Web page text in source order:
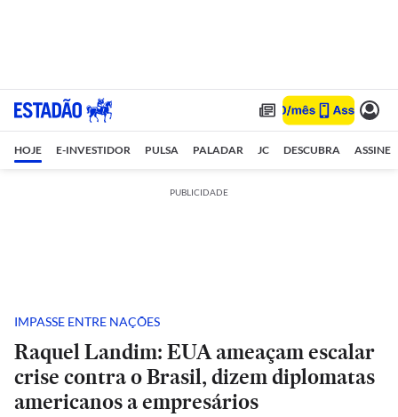
HOJE E-INVESTIDOR PULSA PALADAR JC DESCUBRA ASSINE
PUBLICIDADE
IMPASSE ENTRE NAÇÕES
Raquel Landim: EUA ameaçam escalar
crise contra o Brasil, dizem diplomatas
americanos a empresários